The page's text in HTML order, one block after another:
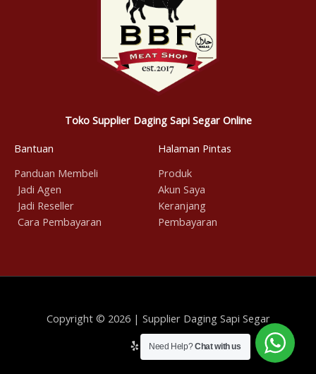
Toko Supplier Daging Sapi Segar Online
Bantuan
Panduan Membeli
Jadi Agen
Jadi Reseller
Cara Pembayaran
Halaman Pintas
Produk
Akun Saya
Keranjang
Pembayaran
Copyright © 2026 | Supplier Daging Sapi Segar
Need Help?Chat with us